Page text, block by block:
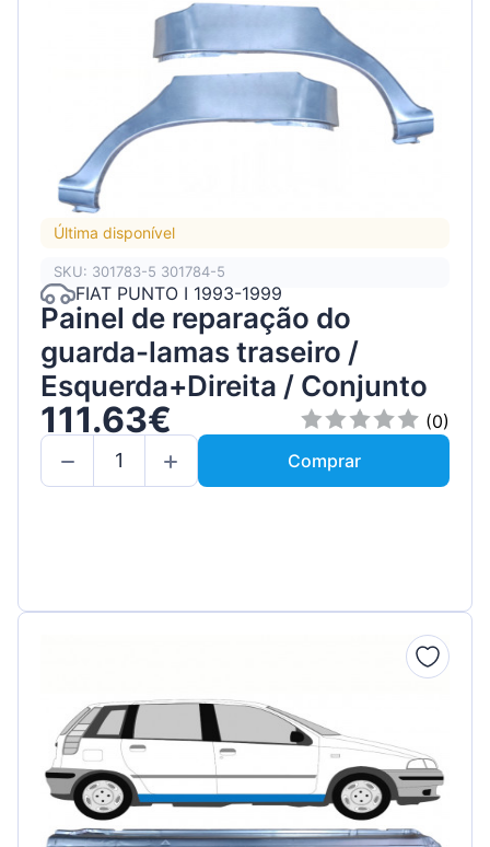
Última disponível
SKU: 301783-5 301784-5
FIAT PUNTO I 1993-1999
Painel de reparação do
guarda-lamas traseiro /
Esquerda+Direita / Conjunto
111.63€
(0)
Comprar